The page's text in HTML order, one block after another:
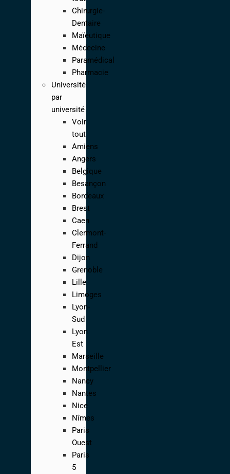
Chirurgie-
Dentaire
Maïeutique
Médecine
Paramédical
Pharmacie
Université
par
université
Voir
tout
Amiens
Angers
Belgique
Besançon
Bordeaux
Brest
Caen
Clermont-
Ferrand
Dijon
Grenoble
Lille
Limoges
Lyon-
Sud
Lyon
Est
Marseille
Montpellier
Nancy
Nantes
Nice
Nîmes
Paris
Ouest
Paris
5